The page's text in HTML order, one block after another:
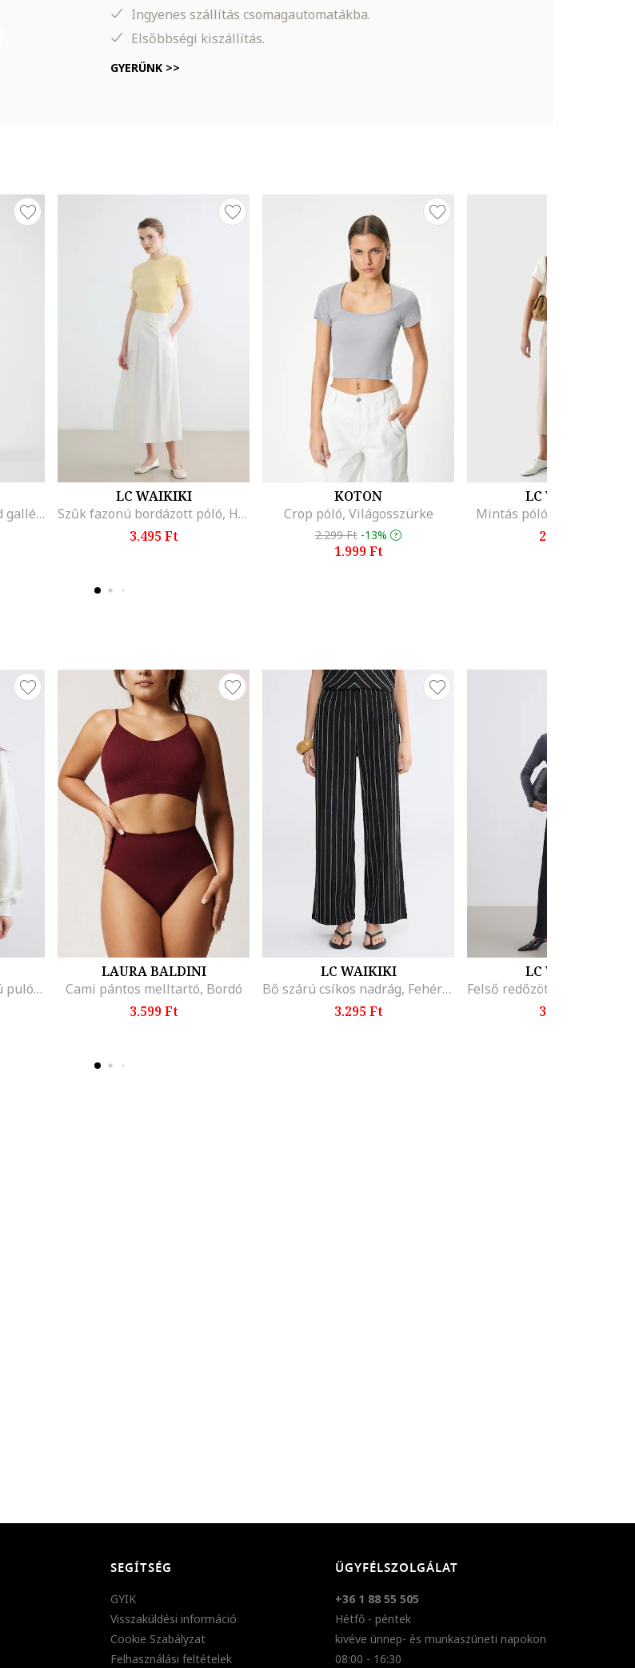
Ingyenes szállítás csomagautomatákba.
Elsőbbségi kiszállítás.
GYERÜNK >>
Kötött ujjatlan póló rövid gallérral, Törtfehér
LC WAIKIKI
Szűk fazonú bordázott póló, Halványsárga
3.495 Ft
KOTON
Crop póló, Világosszürke
2.299 Ft -13%
1.999 Ft
LC WAIKIKI
Mintás póló, Fehér/
2.795 Ft
Mickey egeres bő fazonú pulóver, Angolzöld/Törtfehér
LAURA BALDINI
Cami pántos melltartó, Bordó
3.599 Ft
LC WAIKIKI
Bő szárú csíkos nadrág, Fehér/Fekete
3.295 Ft
LC WAIKIKI
3.495 Ft
SEGÍTSÉG
GYIK
Visszaküldési információ
Cookie Szabályzat
Felhasználási feltételek
ÜGYFÉLSZOLGÁLAT
+36 1 88 55 505
Hétfő - péntek
kivéve ünnep- és munkaszüneti napokon
08:00 - 16:30